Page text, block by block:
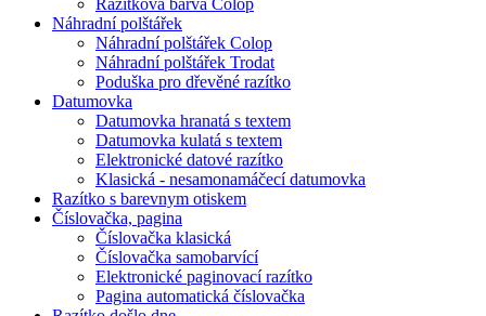
Razitková barva Colop
Náhradní polštářek
Náhradní polštářek Colop
Náhradní polštářek Trodat
Poduška pro dřevěné razítko
Datumovka
Datumovka hranatá s textem
Datumovka kulatá s textem
Elektronické datové razítko
Klasická - nesamonamáčecí datumovka
Razítko s barevnym otiskem
Číslovačka, pagina
Číslovačka klasická
Číslovačka samobarvící
Elektronické paginovací razítko
Pagina automatická číslovačka